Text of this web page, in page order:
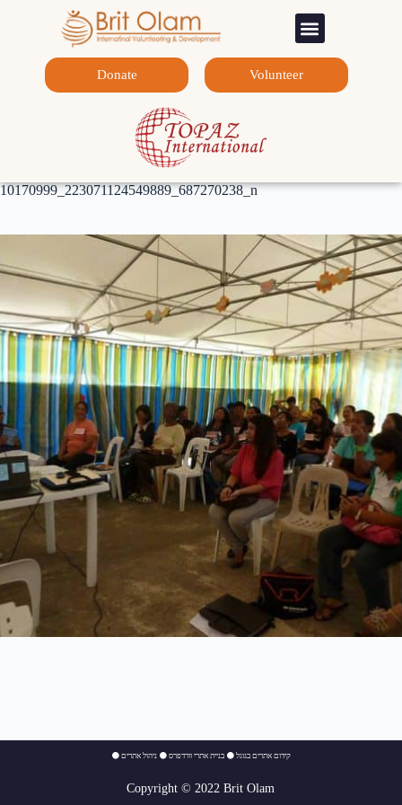
Donate Volunteer
10170999_223071124549889_687270238_n
⚫ קידום אתרים בגוגל ⚫בניית אתרי וורדפרס ⚫ניהול אתרים
Copyright © 2022 Brit Olam